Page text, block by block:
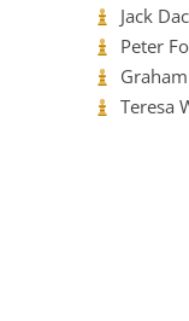
Jack
Peter
Teresa